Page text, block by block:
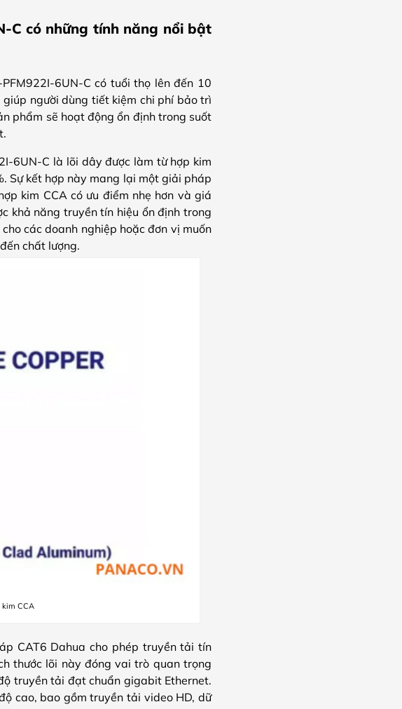
C có những tính năng nổi bật
6UN-C có tuổi thọ lên đến 10
người dùng tiết kiệm chi phí bảo trì
phẩm sẽ hoạt động ổn định trong suốt
6UN-C là lõi dây được làm từ hợp kim
Sự kết hợp này mang lại một giải pháp
kim CCA có ưu điểm nhẹ hơn và giá
khả năng truyền tín hiệu ổn định trong
các doanh nghiệp hoặc đơn vị muốn
chất lượng.
kim CCA
CAT6 Dahua cho phép truyền tải tín
thước lõi này đóng vai trò quan trọng
truyền tải đạt chuẩn gigabit Ethernet.
cao, bao gồm truyền tải video HD, dữ